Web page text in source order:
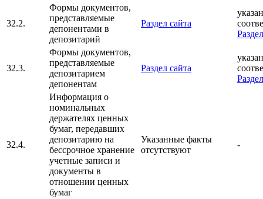
32.2.
Формы документов,
представляемые
депонентами в
депозитарий
Раздел сайта
32.3.
Формы документов,
представляемые
депозитарием
депонентам
Раздел сайта
32.4.
Информация о
номинальных
держателях ценных
бумаг, передавших
депозитарию на
бессрочное хранение
учетные записи и
документы в
отношении ценных
бумаг
Указанные факты
отсутствуют
-